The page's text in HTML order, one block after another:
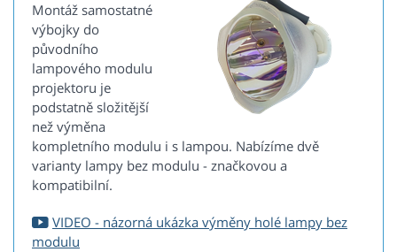
Montáž samostatné
výbojky do
původního
lampového modulu
projektoru je
podstatně složitější
než výměna
kompletního modulu i s lampou. Nabízíme dvě
varianty lampy bez modulu - značkovou a
kompatibilní.
VIDEO - názorná ukázka výměny holé lampy bez
modulu